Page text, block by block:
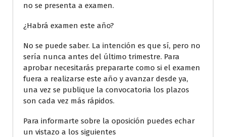
no se presenta a examen.
¿Habrá examen este año?
No se puede saber. La intención es que sí, pero no
sería nunca antes del último trimestre. Para
aprobar necesitarás prepararte como si el examen
fuera a realizarse este año y avanzar desde ya,
una vez se publique la convocatoria los plazos
son cada vez más rápidos.
Para informarte sobre la oposición puedes echar
un vistazo a los siguientes